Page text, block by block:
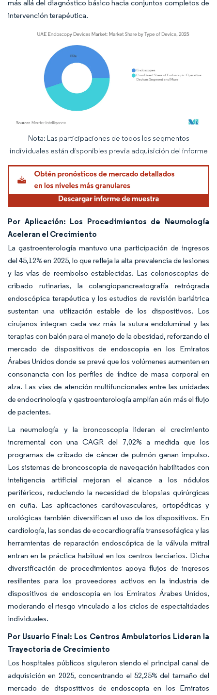
más allá del diagnóstico básico hacia conjuntos completos de
intervención terapéutica.
Imagen © Mordor Intelligence. El uso requiere atribución según CC BY 4.0.
Nota: Las participaciones de todos los segmentos
individuales están disponibles previa adquisición del informe
Por Aplicación: Los Procedimientos de Neumología
Aceleran el Crecimiento
La gastroenterología mantuvo una participación de ingresos
del 45,12% en 2025, lo que refleja la alta prevalencia de lesiones
y las vías de reembolso establecidas. Las colonoscopias de
cribado rutinarias, la colangiopancreatografía retrógrada
endoscópica terapéutica y los estudios de revisión bariátrica
sustentan una utilización estable de los dispositivos. Los
cirujanos integran cada vez más la sutura endoluminal y las
terapias con balón para el manejo de la obesidad, reforzando el
mercado de dispositivos de endoscopia en los Emiratos
Árabes Unidos donde se prevé que los volúmenes aumenten en
consonancia con los perfiles de índice de masa corporal en
alza. Las vías de atención multifuncionales entre las unidades
de endocrinología y gastroenterología amplían aún más el flujo
de pacientes.
La neumología y la broncoscopia lideran el crecimiento
incremental con una CAGR del 7,02% a medida que los
programas de cribado de cáncer de pulmón ganan impulso.
Los sistemas de broncoscopia de navegación habilitados con
inteligencia artificial mejoran el alcance a los nódulos
periféricos, reduciendo la necesidad de biopsias quirúrgicas
en cuña. Las aplicaciones cardiovasculares, ortopédicas y
urológicas también diversifican el uso de los dispositivos. En
cardiología, las sondas de ecocardiografía transesofágica y las
herramientas de reparación endoscópica de la válvula mitral
entran en la práctica habitual en los centros terciarios. Dicha
diversificación de procedimientos apoya flujos de ingresos
resilientes para los proveedores activos en la industria de
dispositivos de endoscopia en los Emiratos Árabes Unidos,
moderando el riesgo vinculado a los ciclos de especialidades
individuales.
Por Usuario Final: Los Centros Ambulatorios Lideran la
Trayectoria de Crecimiento
Los hospitales públicos siguieron siendo el principal canal de
adquisición en 2025, concentrando el 52,25% del tamaño del
mercado de dispositivos de endoscopia en los Emiratos